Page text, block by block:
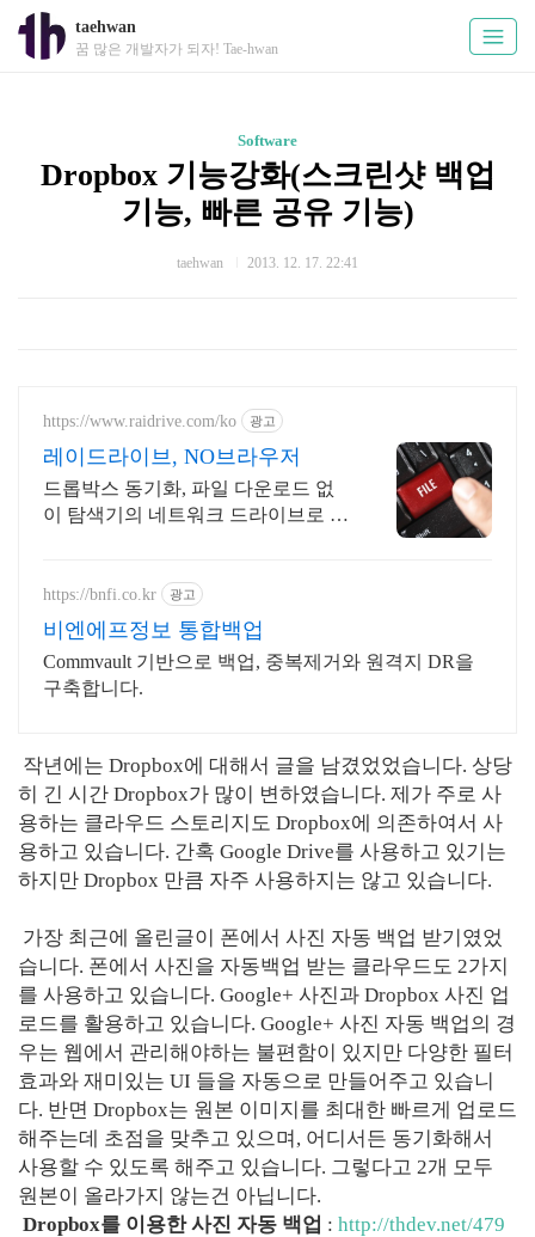
taehwan
꿈 많은 개발자가 되자! Tae-hwan
Software
Dropbox 기능강화(스크린샷 백업
기능, 빠른 공유 기능)
taehwan 2013. 12. 17. 22:41
https://www.raidrive.com/ko 광고
레이드라이브, NO브라우저
드롭박스 동기화, 파일 다운로드 없
이 탐색기의 네트워크 드라이브로 연
https://bnfi.co.kr 광고
비엔에프정보 통합백업
Commvault 기반으로 백업, 중복제거와 원격지 DR을
구축합니다.
작년에는 Dropbox에 대해서 글을 남겼었었습니다. 상당
히 긴 시간 Dropbox가 많이 변하였습니다. 제가 주로 사
용하는 클라우드 스토리지도 Dropbox에 의존하여서 사
용하고 있습니다. 간혹 Google Drive를 사용하고 있기는
하지만 Dropbox 만큼 자주 사용하지는 않고 있습니다.
가장 최근에 올린글이 폰에서 사진 자동 백업 받기였었
습니다. 폰에서 사진을 자동백업 받는 클라우드도 2가지
를 사용하고 있습니다. Google+ 사진과 Dropbox 사진 업
로드를 활용하고 있습니다. Google+ 사진 자동 백업의 경
우는 웹에서 관리해야하는 불편함이 있지만 다양한 필터
효과와 재미있는 UI 들을 자동으로 만들어주고 있습니
다. 반면 Dropbox는 원본 이미지를 최대한 빠르게 업로드
해주는데 초점을 맞추고 있으며, 어디서든 동기화해서
사용할 수 있도록 해주고 있습니다. 그렇다고 2개 모두
원본이 올라가지 않는건 아닙니다.
Dropbox를 이용한 사진 자동 백업 : http://thdev.net/479